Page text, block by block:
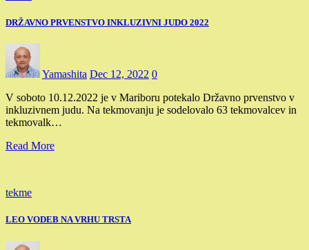
DRŽAVNO PRVENSTVO INKLUZIVNI JUDO 2022
Yamashita Dec 12, 2022 0
V soboto 10.12.2022 je v Mariboru potekalo Državno prvenstvo v
inkluzivnem judu. Na tekmovanju je sodelovalo 63 tekmovalcev in
tekmovalk…
Read More
tekme
LEO VODEB NA VRHU TRSTA